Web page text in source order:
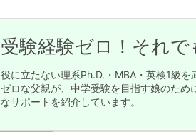
受験経験ゼロ！それ
役に立たない理系Ph.D.・MBA・英検1級
ゼロな父親が、中学受験を目指す娘のた
なサポートを紹介しています。